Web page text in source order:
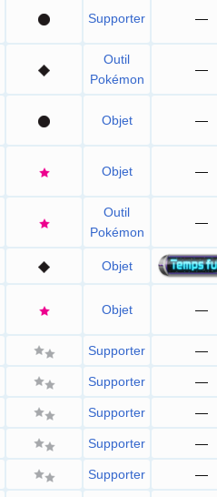
Supporter —
Outil
Pokémon
—
Objet —
Objet —
Outil
Pokémon
—
Objet
Objet —
Supporter —
Supporter —
Supporter —
Supporter —
Supporter —